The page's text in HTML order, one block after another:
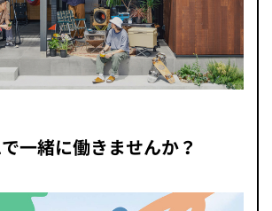
一緒に働きませんか？